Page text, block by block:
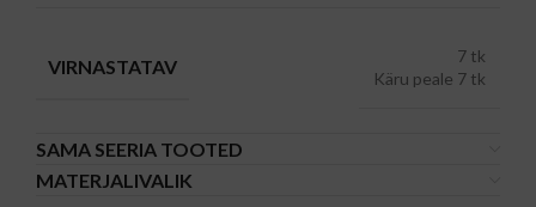
VIRNASTATAV
7 tk
Käru peale 7 tk
SAMA SEERIA TOOTED
MATERJALIVALIK